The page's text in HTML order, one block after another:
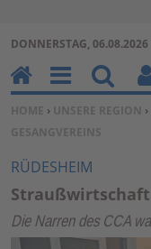
DONNERSTAG, 06.08.2026
SIE BEFINDEN SICH HIER:
HOME › UNSERE REGION ›
ESANGVEREINS
RÜDESHEIM
Straußwirtschaft
Die Narren des CCA
H
o
m
e
M
en
u
Su
ch
en
nu
un
kti